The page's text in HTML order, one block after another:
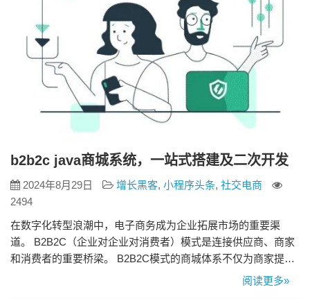
b2b2c java商城系统，一站式搭建及二次开发
2024年8月29日 增长黑客, 小程序头条, 社交电商
2494
在数字化转型浪潮中，电子商务成为企业拓展市场的重要渠
道。 B2B2C（企业对企业对消费者）模式是连接供应商、商家
和消费者的重要桥梁。 B2B2C模式的商城体系不仅为商家提供
了更广阔的市场，也为消费者提供了更加多元化的产品选择。
阅读更多»